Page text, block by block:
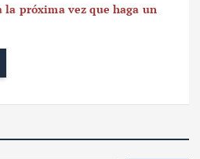
la próxima vez que haga un